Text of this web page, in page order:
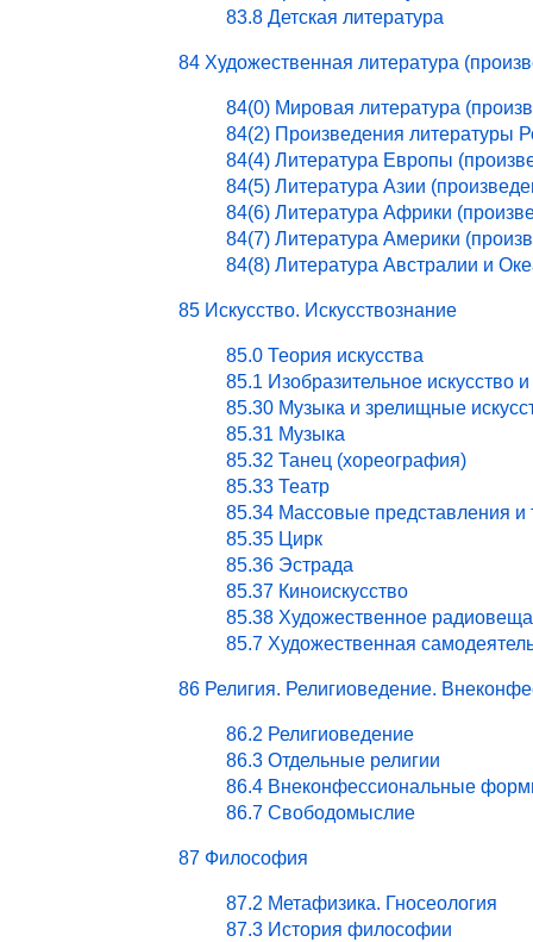
83.8 Детская литература
84 Художественная литература
84(0) Мировая литература
84(2) Произведения литературы
84(4) Литература Европы
84(5) Литература Азии
84(6) Литература Африки
84(7) Литература Америки
84(8) Литература Австралии и
85 Искусство. Искусствознание
85.0 Теория искусства
85.1 Изобразительное искусство и
85.30 Музыка и зрелищные
85.31 Музыка
85.32 Танец (хореография)
85.33 Театр
85.34 Массовые представления и
85.35 Цирк
85.36 Эстрада
85.37 Киноискусство
85.38 Художественное
85.7 Художественная
86 Религия. Религиоведение.
86.2 Религиоведение
86.3 Отдельные религии
86.4 Внеконфессиональные
86.7 Свободомыслие
87 Философия
87.2 Метафизика. Гносеология
87.3 История философии